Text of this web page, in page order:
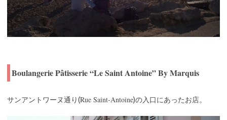
Boulangerie Pâtisserie “Le Saint Antoine” By Marquis
サンアントワーヌ通り(Rue Saint-Antoine)の入口にあったお店。